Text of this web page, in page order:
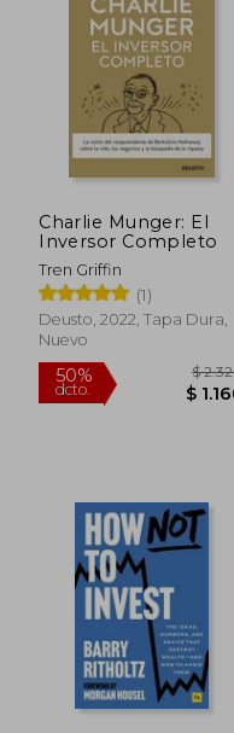
Charlie Munger: El
Inversor Completo
Tren Griffin
(1)
Deusto, 2022, Tapa Dura,
Nuevo